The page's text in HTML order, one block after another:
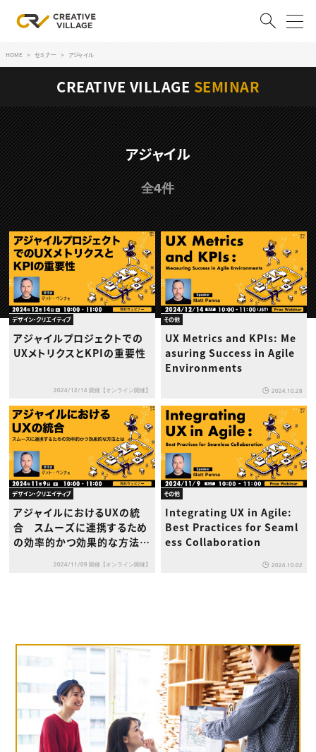
ACCOUNT
ログイン 会員登録
RECRUIT
クリエイター求人を探す
CREATIVE JOB求人検索
特集求人
採用説明会
転職支援サービス
CONTENTS
スキルアップしたい！
スキルアップしたい！ トップ
デザイン
プログラミング
動画配信・映像制作
編集・ライティング
マーケティング
ディレクション
業界解説・キャリア事情
TOP Creator’s コラム
TOP Creator’s コラム トップ
Webクリエイター
アプリクリエイター
ゲームクリエイター
クリエイターインタビュー
セミナー
ニュース・トレンド トップ
Web
映像
ゲーム・エンタメ
広告
出版
CREATIVE VILLAGEからのお知らせ
プロフェッショナル×つながる×メディア
HOME セミナー アジャイル
CREATIVE VILLAGE SEMINAR
アジャイル
全4件
デザイン・クリエイティブ
アジャイルプロジェクトでの
UXメトリクスとKPIの重要性
2024/12/14 開催【オンライン開催】
その他
UX Metrics and KPIs: Me
asuring Success in Agile
Environments
2024.10.28
デザイン・クリエイティブ
アジャイルにおけるUXの統
合 スムーズに連携するため
の効率的かつ効果的な方法と
2024/11/09 開催【オンライン開催】
その他
Integrating UX in Agile:
Best Practices for Seaml
ess Collaboration
2024.10.02